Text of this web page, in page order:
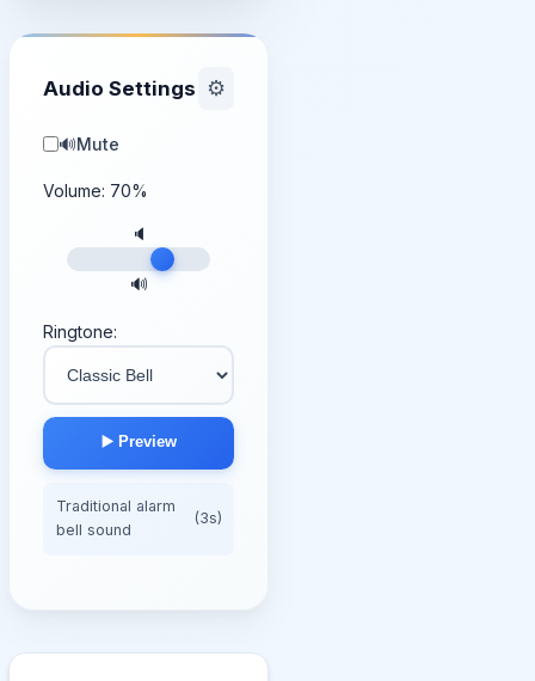
Audio Settings ⚙️
🔊Mute
Volume: 70%
🔈
🔊
Ringtone:
▶️ Preview
Traditional alarm
bell sound
(3s)